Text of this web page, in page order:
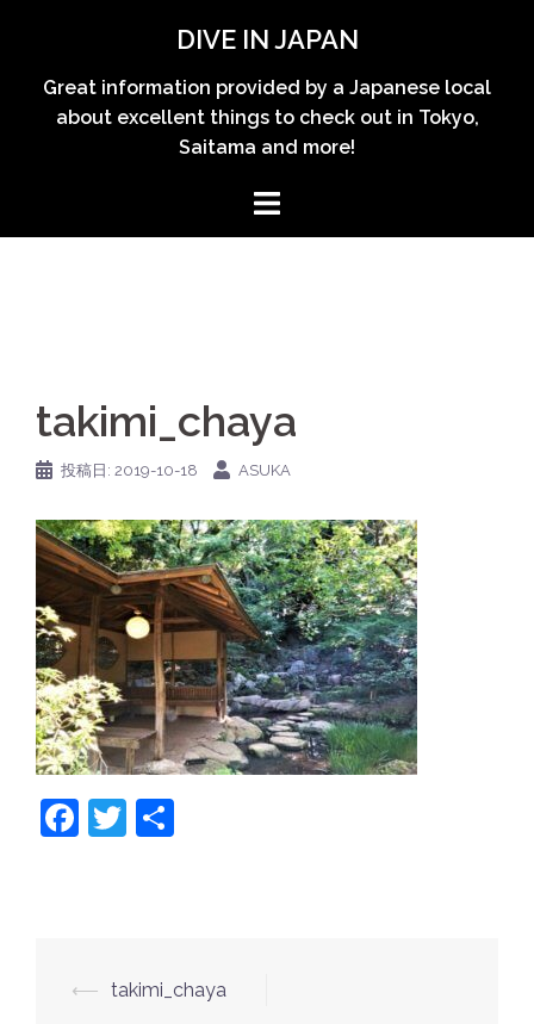
キ
DIVE IN JAPAN
Great information provided by a Japanese local
about excellent things to check out in Tokyo,
Saitama and more!
takimi_chaya
投稿日: 2019-10-18 ASUKA
Facebook
Twitter
投
⟵ takimi_chaya